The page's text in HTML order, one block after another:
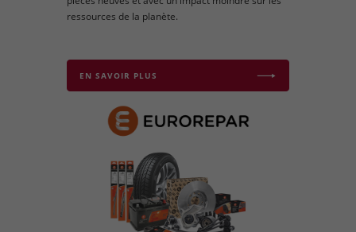
ressources de la planète.
EN SAVOIR PLUS